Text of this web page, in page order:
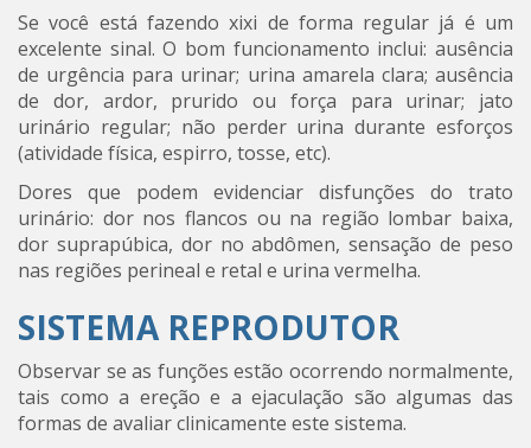
Se você está fazendo xixi de forma regular já é um
excelente sinal. O bom funcionamento inclui: ausência
de urgência para urinar; urina amarela clara; ausência
de dor, ardor, prurido ou força para urinar; jato
urinário regular; não perder urina durante esforços
(atividade física, espirro, tosse, etc).
Dores que podem evidenciar disfunções do trato
urinário: dor nos flancos ou na região lombar baixa,
dor suprapúbica, dor no abdômen, sensação de peso
nas regiões perineal e retal e urina vermelha.
SISTEMA REPRODUTOR
Observar se as funções estão ocorrendo normalmente,
tais como a ereção e a ejaculação são algumas das
formas de avaliar clinicamente este sistema.